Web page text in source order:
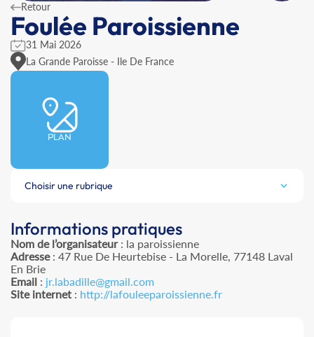
Retour
Foulée Paroissienne
31 Mai 2026
La Grande Paroisse - Ile De France
PLAN
Choisir une rubrique
Informations pratiques
Nom de l’organisateur: la paroissienne
Adresse: 47 Rue De Heurtebise - La Morelle, 77148 Laval
En Brie
Email : jr.labadille@gmail.com
Site internet : http://lafouleeparoissienne.fr